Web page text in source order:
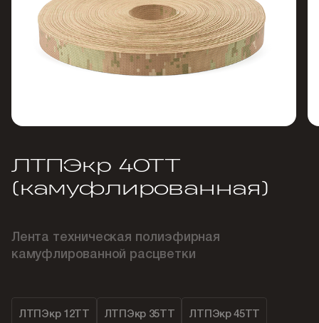
ЛТПЭкр 40ТТ
(камуфлированная)
Лента техническая полиэфирная
камуфлированной расцветки
ЛТПЭкр 12ТТ ЛТПЭкр 35ТТ ЛТПЭкр 45ТТ